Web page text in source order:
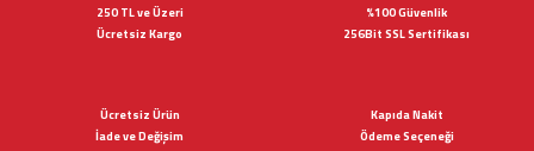
Ürün bilgilerinde hatalar bulunuyor.
250 TL ve Üzeri
Ücretsiz Kargo
%100 Güvenlik
256Bit SSL Sertifikası
Ücretsiz Ürün
İade ve Değişim
Kapıda Nakit
Ödeme Seçeneği